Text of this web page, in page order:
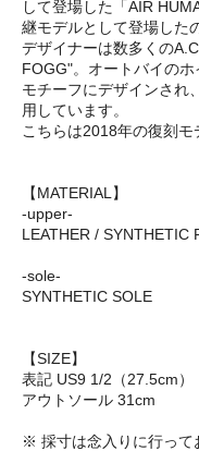
して登場した「AIR
継モデルとして登場した
デザイナーは数多くの
FOGG"。オートバイの
モチーフにデザインされ
用しています。
こちらは2018年の復刻モ
【MATERIAL】
-upper-
LEATHER / SYNTHETIC
-sole-
SYNTHETIC SOLE
【SIZE】
表記 US9 1/2（27.5cm）
アウトソール 31cm
※ 採寸は念入りに行って